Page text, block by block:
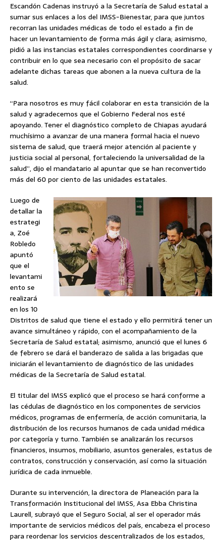
Escandón Cadenas instruyó a la Secretaría de Salud estatal a
sumar sus enlaces a los del IMSS-Bienestar, para que juntos
recorran las unidades médicas de todo el estado a fin de
hacer un levantamiento de forma más ágil y clara; asimismo,
pidió a las instancias estatales correspondientes coordinarse y
contribuir en lo que sea necesario con el propósito de sacar
adelante dichas tareas que abonen a la nueva cultura de la
salud.
“Para nosotros es muy fácil colaborar en esta transición de la
salud y agradecemos que el Gobierno Federal nos esté
apoyando. Tener el diagnóstico completo de Chiapas ayudará
muchísimo a avanzar de una manera formal hacia el nuevo
sistema de salud, que traerá mejor atención al paciente y
justicia social al personal, fortaleciendo la universalidad de la
salud”, dijo el mandatario al apuntar que se han reconvertido
más del 60 por ciento de las unidades estatales.
Luego de
detallar la
estrategi
a, Zoé
Robledo
apuntó
que el
levantami
ento se
realizará
en los 10
Distritos de salud que tiene el estado y ello permitirá tener un
avance simultáneo y rápido, con el acompañamiento de la
Secretaría de Salud estatal; asimismo, anunció que el lunes 6
de febrero se dará el banderazo de salida a las brigadas que
iniciarán el levantamiento de diagnóstico de las unidades
médicas de la Secretaría de Salud estatal.
El titular del IMSS explicó que el proceso se hará conforme a
las cédulas de diagnóstico en los componentes de servicios
médicos, programas de enfermería, de acción comunitaria, la
distribución de los recursos humanos de cada unidad médica
por categoría y turno. También se analizarán los recursos
financieros, insumos, mobiliario, asuntos generales, estatus de
contratos, construcción y conservación, así como la situación
jurídica de cada inmueble.
Durante su intervención, la directora de Planeación para la
Transformación Institucional del IMSS, Asa Ebba Christina
Laurell, subrayó que el Seguro Social, al ser el operador más
importante de servicios médicos del país, encabeza el proceso
para reordenar los servicios descentralizados de los estados,